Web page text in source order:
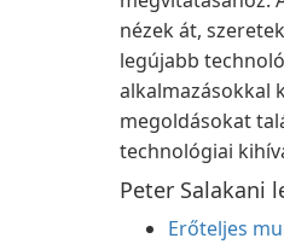
nézek át,
legújabb
alkalmazásokkal
megoldásokat
technológiai
Peter Salakani
Erőteljes